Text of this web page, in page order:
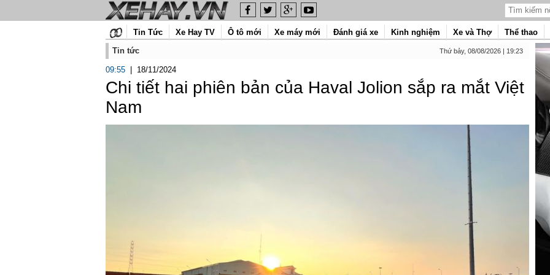
Tin Tức Xe Hay TV Ô tô mới Xe máy mới Đánh giá xe Kinh nghiệm Xe và Thợ Thể thao
Tin tức
Thứ bảy, 08/08/2026 | 19:23
09:55 18/11/2024
Chi tiết hai phiên bản của Haval Jolion sắp ra mắt Việt
Nam